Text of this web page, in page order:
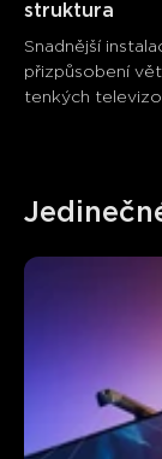
struktura
Snadnější
přizpůsobení
tenkých